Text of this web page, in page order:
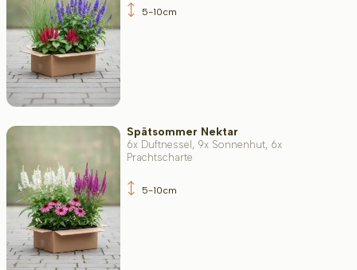
Höhe bei Lieferung (cm)
Standort
Wuchsform
5-10cm
Spätsommer Nektar
6x Duftnessel, 9x Sonnenhut, 6x
Prachtscharte
5-10cm